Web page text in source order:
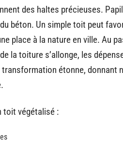
des haltes précieuses.
béton. Un simple toit peut
place à la nature en ville. Au
la toiture s’allonge, les
étonne, donnant
toit végétalisé :